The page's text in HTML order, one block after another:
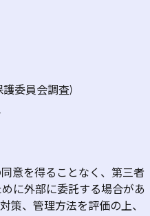
委員会調査)
意を得ることなく、第三者
に外部に委託する場合があ
策、管理方法を評価の上、